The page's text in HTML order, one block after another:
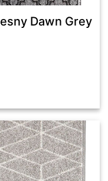
Dawn Grey